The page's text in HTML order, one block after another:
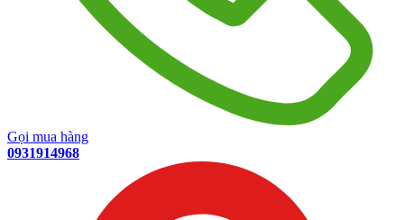
Gọi mua hàng
0931914968